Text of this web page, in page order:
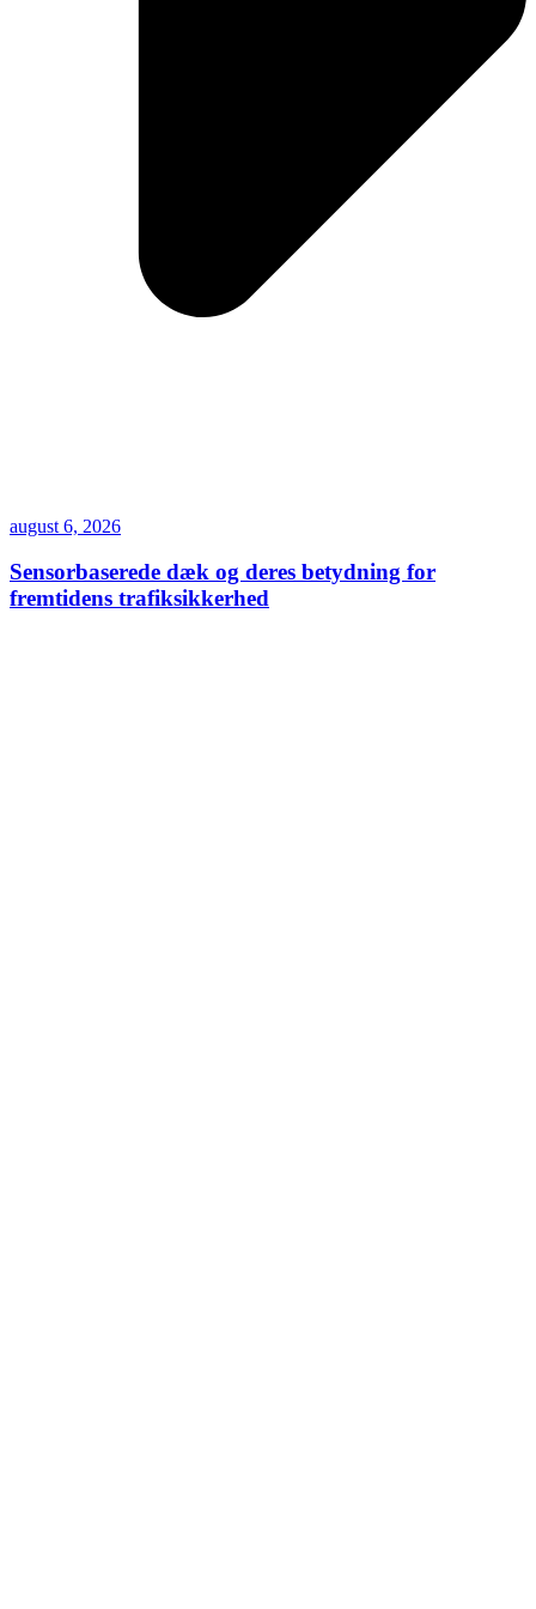
august 6, 2026
Sensorbaserede dæk og deres betydning for
fremtidens trafiksikkerhed